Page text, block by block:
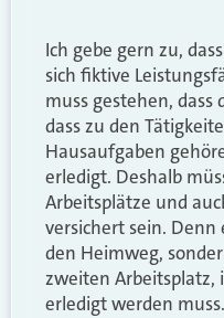
Ich gebe gern zu,
sich fiktive
muss gestehen,
dass zu den
Hausaufgaben
erledigt. Deshalb
Arbeitsplätze und
versichert sein.
den Heimweg,
zweiten Arbeitsplatz,
erledigt werden muss.